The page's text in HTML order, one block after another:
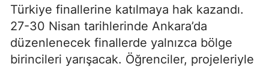
Türkiye finallerine katılmaya hak kazandı.
27-30 Nisan tarihlerinde Ankara’da
düzenlenecek finallerde yalnızca bölge
birincileri yarışacak. Öğrenciler, projeleriyle